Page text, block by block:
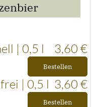
| 0,5 l 3,60 €
Bestellen
| 0,5 l 3,60 €
Bestellen